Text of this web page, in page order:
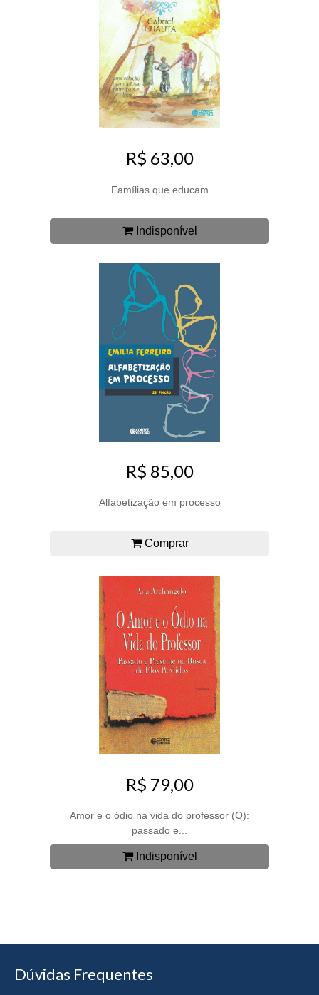
R$ 63,00
Famílias que educam
Indisponível
R$ 85,00
Alfabetização em processo
Comprar
R$ 79,00
Amor e o ódio na vida do professor (O):
passado e...
Indisponível
Dúvidas Frequentes